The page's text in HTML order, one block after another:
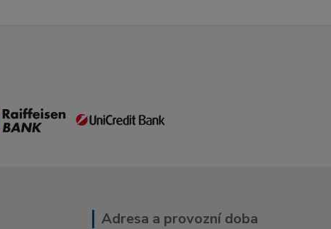
Adresa a provozní doba